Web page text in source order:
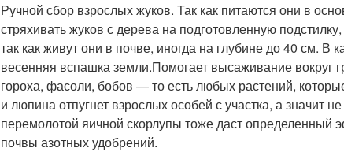
Ручной сбор взрослых жуков. Так как питаются они в
стряхивать жуков с дерева на подготовленную
так как живут они в почве, иногда на глубине до 40 см. В
весенняя вспашка земли.Помогает высаживание вокруг
гороха, фасоли, бобов — то есть любых растений,
и люпина отпугнет взрослых особей с участка, а значит
перемолотой яичной скорлупы тоже даст определенный
почвы азотных удобрений.